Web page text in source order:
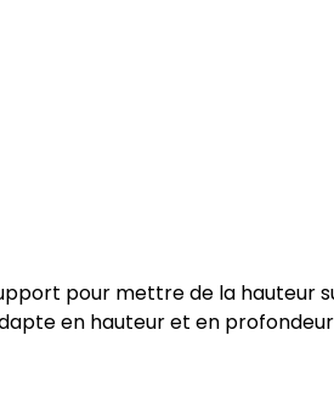
pour mettre de la hauteur
en hauteur et en profondeur